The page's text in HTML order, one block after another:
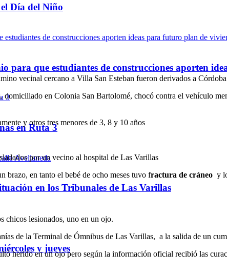
Día del Niño
para que estudiantes de construcciones aporten
en Ruta 3
en los Tribunales de Las Varillas
y jueves
vecinal cercano a Villa San Esteban fueron derivados a
domiciliado en Colonia San Bartolomé, chocó contra el vehículo
y otros tres menores de 3, 8 y 10 años
por un vecino al hospital de Las Varillas
brazo, en tanto el bebé de ocho meses tuvo fractura de cráneo y
chicos lesionados, uno en un ojo.
de la Terminal de Ómnibus de Las Varillas, a la salida de un
herido en un ojo pero según la información oficial recibió las